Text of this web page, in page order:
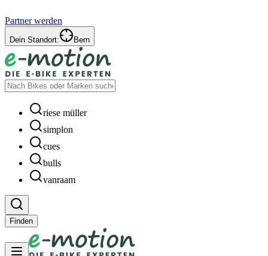
Partner werden
Dein Standort: Bern
riese müller
simplon
cues
bulls
vanraam
Finden